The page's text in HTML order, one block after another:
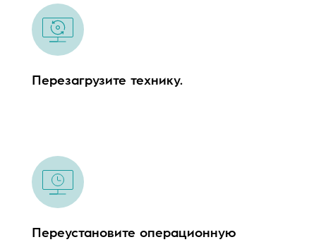
Перезагрузите технику.
Переустановите операционную